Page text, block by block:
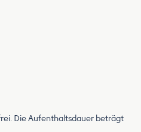
Die Aufenthaltsdauer beträgt